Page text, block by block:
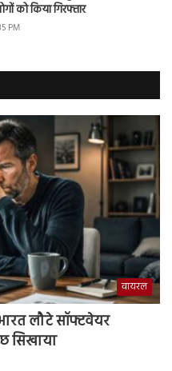
को किया गिरफ्तार
PM
वायरल
लौटे सॉफ्टवेयर
सिखाया